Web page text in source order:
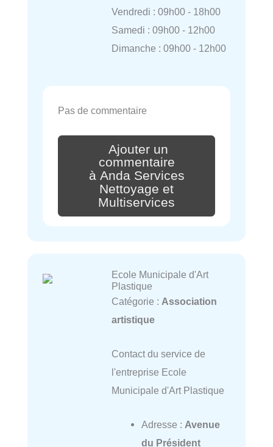
Vendredi : 09h00 - 18h00
Samedi : 09h00 - 12h00
Dimanche : 09h00 - 12h00
Pas de commentaire
Ajouter un
commentaire
à Anda Services
Nettoyage et
Multiservices
Ecole Municipale d'Art
Plastique
Catégorie : Association
artistique
Contact du service de
l'entreprise Ecole
Municipale d'Art Plastique
Adresse : Avenue
du Président